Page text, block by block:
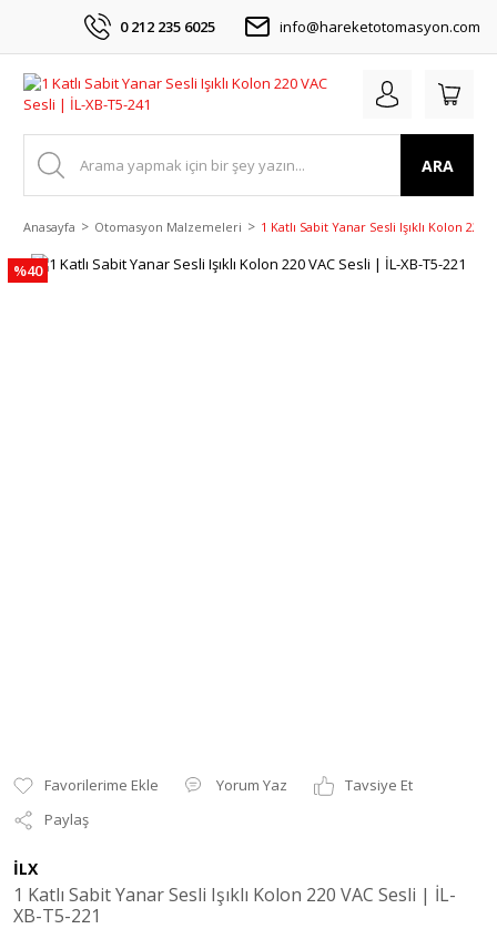
0 212 235 6025 info@hareketotomasyon.com
ARA
Anasayfa Otomasyon Malzemeleri 1 Katlı Sabit Yanar Sesli Işıklı Kolon 220
%40
Yorum Yaz
Tavsiye Et
Paylaş
İLX
1 Katlı Sabit Yanar Sesli Işıklı Kolon 220 VAC Sesli | İL-
XB-T5-221